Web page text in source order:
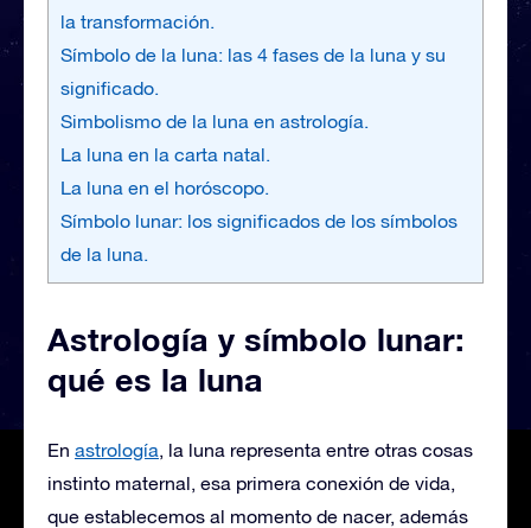
la transformación.
Símbolo de la luna: las 4 fases de la luna y su
significado.
Simbolismo de la luna en astrología.
La luna en la carta natal.
La luna en el horóscopo.
Símbolo lunar: los significados de los símbolos
de la luna.
Astrología y símbolo lunar:
qué es la luna
En astrología, la luna representa entre otras cosas
instinto maternal, esa primera conexión de vida,
que establecemos al momento de nacer, además